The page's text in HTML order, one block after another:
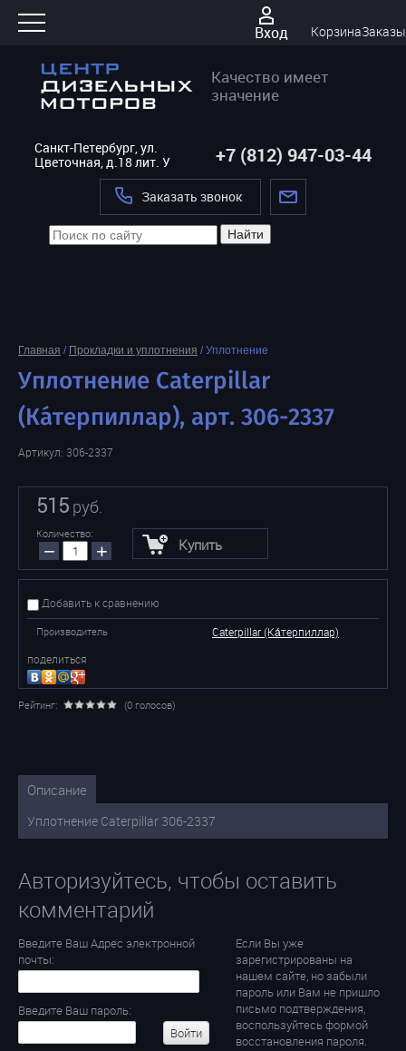
Вход КорзинаЗаказы
Качество имеет
значение
Санкт-Петербург, ул.
Цветочная, д.18 лит. У
+7 (812) 947-03-44
Заказать звонок
Найти
Главная / Прокладки и уплотнения /Уплотнение
Уплотнение Caterpillar
(Ка́терпиллар), арт. 306-2337
Артикул: 306-2337
515 руб.
Количество:
− + Купить
Добавить к сравнению
Производитель
Caterpillar (Ка́терпиллар)
поделиться
Рейтинг: (0 голосов)
Описание
Уплотнение Caterpillar 306-2337
Авторизуйтесь, чтобы оставить
комментарий
Введите Ваш Адрес электронной
почты:
Введите Ваш пароль:
Войти
Если Вы уже
зарегистрированы на
нашем сайте, но забыли
пароль или Вам не пришло
письмо подтверждения,
воспользуйтесь формой
восстановления пароля.